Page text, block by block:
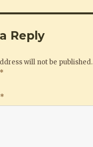
Reply
will not be published.
*
*